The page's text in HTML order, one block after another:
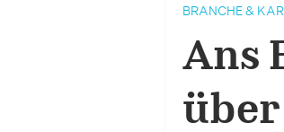
BRANCHE &
Ans